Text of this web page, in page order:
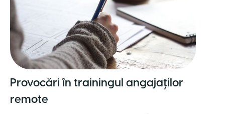
Provocări în trainingul angajaților
remote